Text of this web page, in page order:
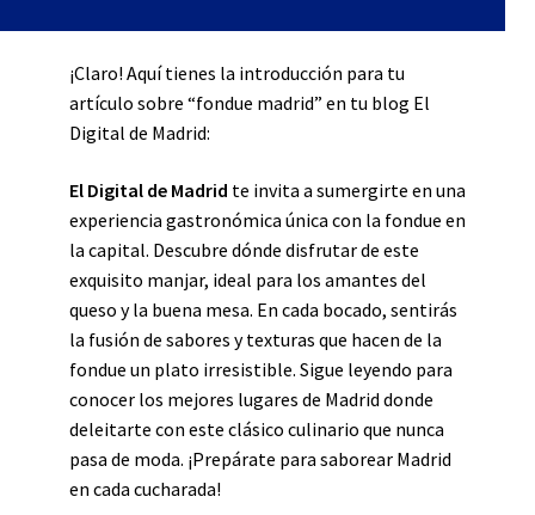
¡Claro! Aquí tienes la introducción para tu
artículo sobre “fondue madrid” en tu blog El
Digital de Madrid:
El Digital de Madrid te invita a sumergirte en una
experiencia gastronómica única con la fondue en
la capital. Descubre dónde disfrutar de este
exquisito manjar, ideal para los amantes del
queso y la buena mesa. En cada bocado, sentirás
la fusión de sabores y texturas que hacen de la
fondue un plato irresistible. Sigue leyendo para
conocer los mejores lugares de Madrid donde
deleitarte con este clásico culinario que nunca
pasa de moda. ¡Prepárate para saborear Madrid
en cada cucharada!